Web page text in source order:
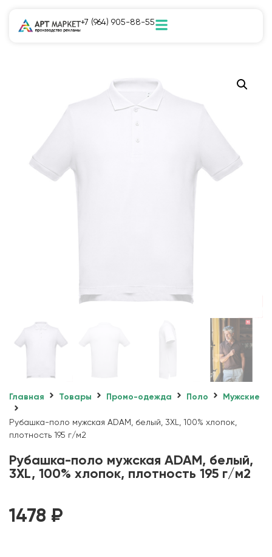
+7 (964) 905-88-55
Главная Товары Промо-одежда Поло Мужские
Рубашка-поло мужская ADAM, белый, 3XL, 100% хлопок,
плотность 195 г/м2
Рубашка-поло мужская ADAM, белый,
3XL, 100% хлопок, плотность 195 г/м2
1478 ₽